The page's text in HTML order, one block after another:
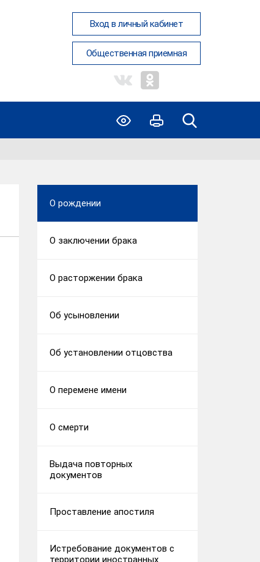
Вход в личный кабинет
Общественная приемная
О рождении
О заключении брака
О расторжении брака
Об усыновлении
Об установлении отцовства
О перемене имени
О смерти
Выдача повторных
документов
Проставление апостиля
Истребование документов с
территории иностранных